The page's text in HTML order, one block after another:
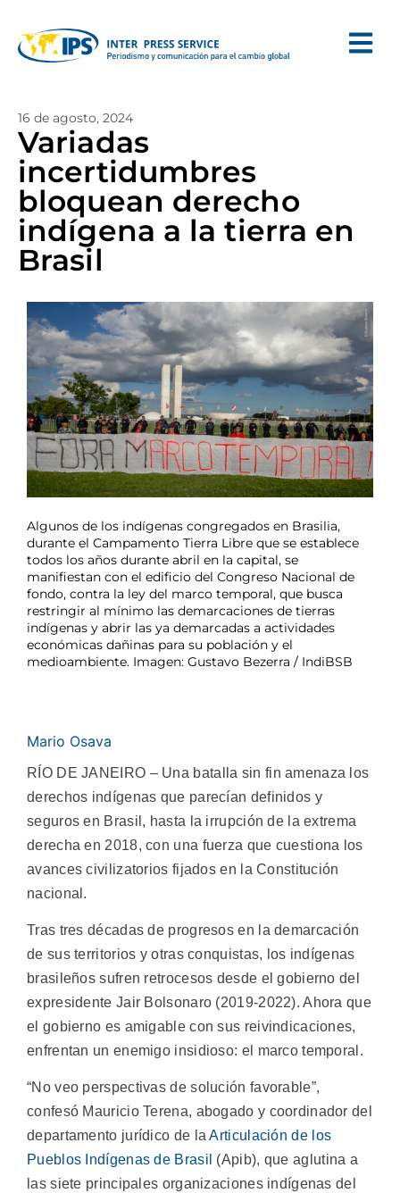
16 de agosto, 2024
Variadas
incertidumbres
bloquean derecho
indígena a la tierra en
Brasil
Algunos de los indígenas congregados en Brasilia,
durante el Campamento Tierra Libre que se establece
todos los años durante abril en la capital, se
manifiestan con el edificio del Congreso Nacional de
fondo, contra la ley del marco temporal, que busca
restringir al mínimo las demarcaciones de tierras
indígenas y abrir las ya demarcadas a actividades
económicas dañinas para su población y el
medioambiente. Imagen: Gustavo Bezerra / IndiBSB
Mario Osava
RÍO DE JANEIRO – Una batalla sin fin amenaza los
derechos indígenas que parecían definidos y
seguros en Brasil, hasta la irrupción de la extrema
derecha en 2018, con una fuerza que cuestiona los
avances civilizatorios fijados en la Constitución
nacional.
Tras tres décadas de progresos en la demarcación
de sus territorios y otras conquistas, los indígenas
brasileños sufren retrocesos desde el gobierno del
expresidente Jair Bolsonaro (2019-2022). Ahora que
el gobierno es amigable con sus reivindicaciones,
enfrentan un enemigo insidioso: el marco temporal.
“No veo perspectivas de solución favorable”,
confesó Mauricio Terena, abogado y coordinador del
departamento jurídico de laArticulación de los
Pueblos Indígenas de Brasil (Apib), que aglutina a
las siete principales organizaciones indígenas del